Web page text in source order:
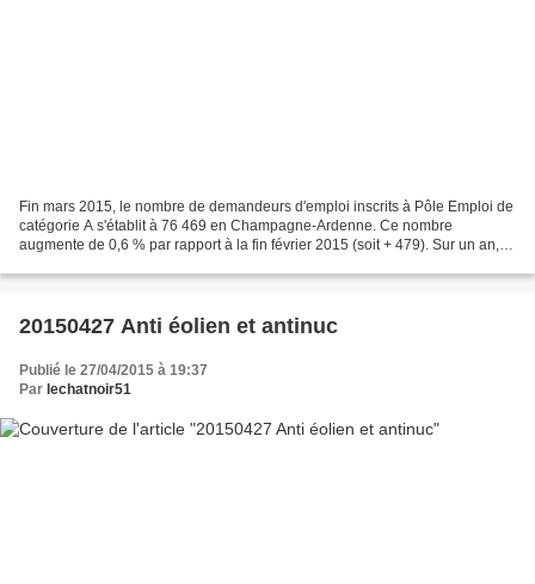
Fin mars 2015, le nombre de demandeurs d'emploi inscrits à Pôle Emploi de
catégorie A s'établit à 76 469 en Champagne-Ardenne. Ce nombre
augmente de 0,6 % par rapport à la fin février 2015 (soit + 479). Sur un an, il
20150427 Anti éolien et antinuc
Publié le 27/04/2015 à 19:37
Par lechatnoir51